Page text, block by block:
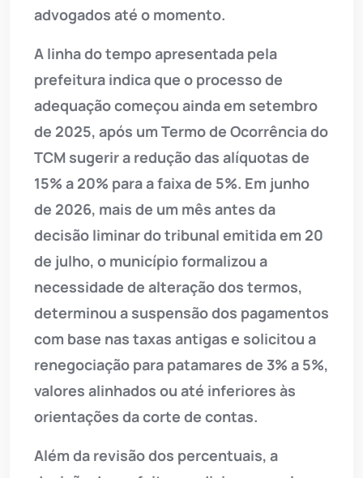
advogados até o momento.
A linha do tempo apresentada pela
prefeitura indica que o processo de
adequação começou ainda em setembro
de 2025, após um Termo de Ocorrência do
TCM sugerir a redução das alíquotas de
15% a 20% para a faixa de 5%. Em junho
de 2026, mais de um mês antes da
decisão liminar do tribunal emitida em 20
de julho, o município formalizou a
necessidade de alteração dos termos,
determinou a suspensão dos pagamentos
com base nas taxas antigas e solicitou a
renegociação para patamares de 3% a 5%,
valores alinhados ou até inferiores às
orientações da corte de contas.
Além da revisão dos percentuais, a